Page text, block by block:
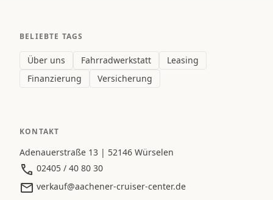
BELIEBTE TAGS
Über uns Fahrradwerkstatt
Leasing
Finanzierung
Versicherung
KONTAKT
Adenauerstraße 13 | 52146 Würselen
02405 / 40 80 30
verkauf@aachener-cruiser-center.de